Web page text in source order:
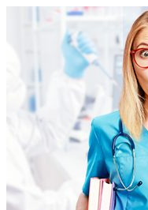
содержимому
портала
ответами